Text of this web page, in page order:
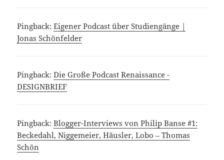
Pingback:Eigener Podcast über Studiengänge |
Jonas Schönfelder
Pingback:Die Große Podcast Renaissance -
DESIGNBRIEF
Pingback:Blogger-Interviews von Philip Banse #1:
Beckedahl, Niggemeier, Häusler, Lobo – Thomas
Schön